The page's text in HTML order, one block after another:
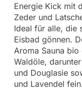
Energie Kick mit
Zeder und
Ideal für alle, die
Eisbad gönnen.
Aroma Sauna bio
Waldöle,
und Douglasie
und Lavendel